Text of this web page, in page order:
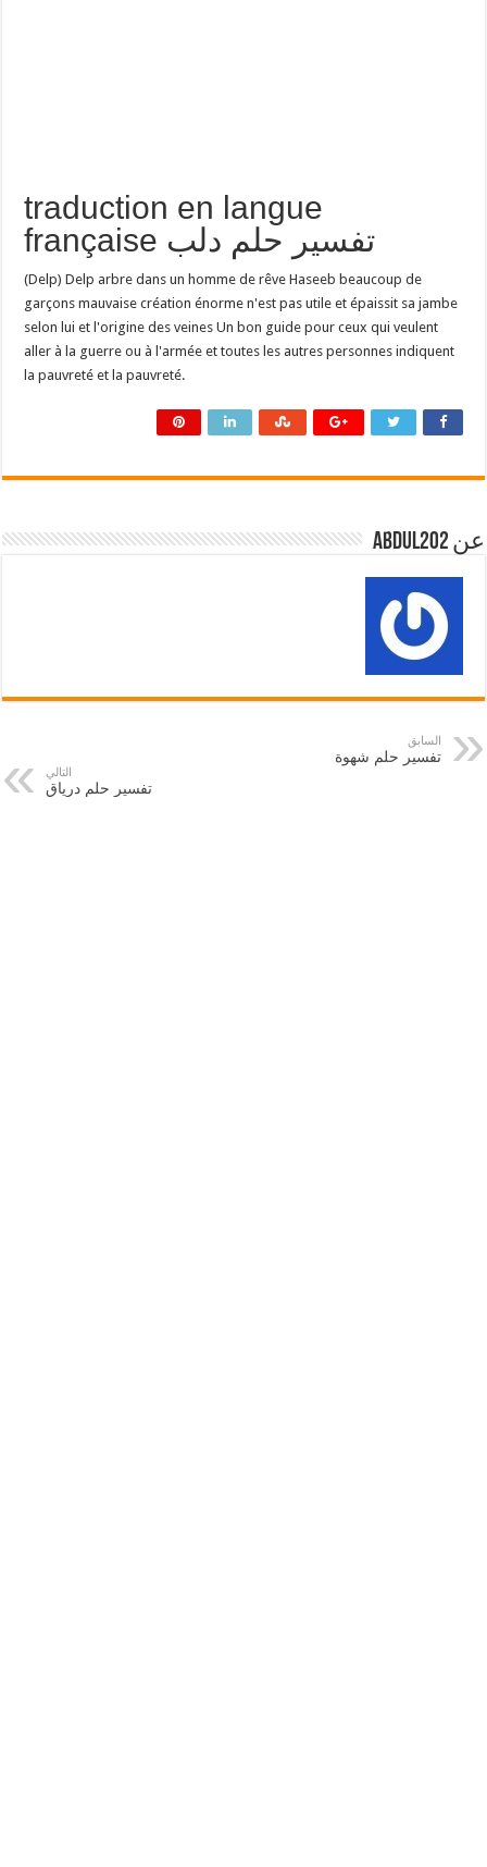
traduction en langue
française تفسير حلم دلب
(Delp) Delp arbre dans un homme de rêve Haseeb beaucoup de
garçons mauvaise création énorme n'est pas utile et épaissit sa jambe
selon lui et l'origine des veines Un bon guide pour ceux qui veulent
aller à la guerre ou à l'armée et toutes les autres personnes indiquent
la pauvreté et la pauvreté.
عن abdul202
السابق
تفسير حلم شهوة
التالي
تفسير حلم درياق